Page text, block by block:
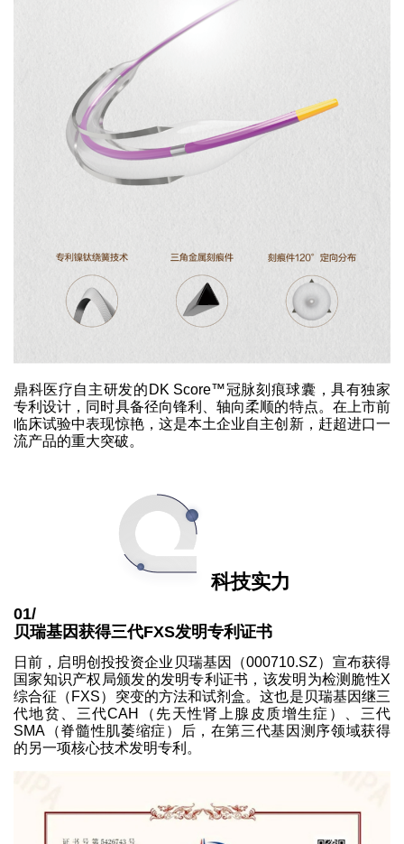
鼎科医疗自主研发的DK Score™冠脉刻痕球囊，具有独家
专利设计，同时具备径向锋利、轴向柔顺的特点。在上市前
临床试验中表现惊艳，这是本土企业自主创新，赶超进口一
流产品的重大突破。
科技实力
01/
贝瑞基因获得三代FXS发明专利证书
日前，启明创投投资企业贝瑞基因（000710.SZ）宣布获得
国家知识产权局颁发的发明专利证书，该发明为检测脆性X
综合征（FXS）突变的方法和试剂盒。这也是贝瑞基因继三
代地贫、三代CAH（先天性肾上腺皮质增生症）、三代
SMA（脊髓性肌萎缩症）后，在第三代基因测序领域获得
的另一项核心技术发明专利。